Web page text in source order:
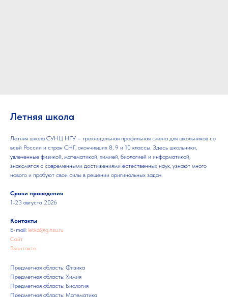
Летняя школа
Летняя школа СУНЦ НГУ – трехнедельная профильная смена для школьников со
всей России и стран СНГ, окончивших 8, 9 и 10 классы. Здесь школьники,
увлеченные физикой, математикой, химией, биологией и информатикой,
знакомятся с современными достижениями естественных наук, узнают много
нового и пробуют свои силы в решении оригинальных задач.
Сроки проведения
1-23 августа 2026
Контакты
E-mail: letka@g.nsu.ru
Сайт
Вконтакте
Предметная область: Физика
Предметная область: Химия
Предметная область: Биология
Предметная область: Математика